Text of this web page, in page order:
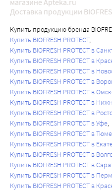
магазине Apteka.ru
Доставка продукции
Купить продукцию бренда
Купить BIOFRESH PROTECT
Купить BIOFRESH PROTECT в
Купить BIOFRESH PROTECT в
Купить BIOFRESH PROTECT в
Купить BIOFRESH PROTECT в
Купить BIOFRESH PROTECT в
Купить BIOFRESH PROTECT в
Купить BIOFRESH PROTECT в
Купить BIOFRESH PROTECT в Уфе
Купить BIOFRESH PROTECT в
Купить BIOFRESH PROTECT в
Купить BIOFRESH PROTECT в
Купить BIOFRESH PROTECT в
Купить BIOFRESH PROTECT в
Купить BIOFRESH PROTECT в